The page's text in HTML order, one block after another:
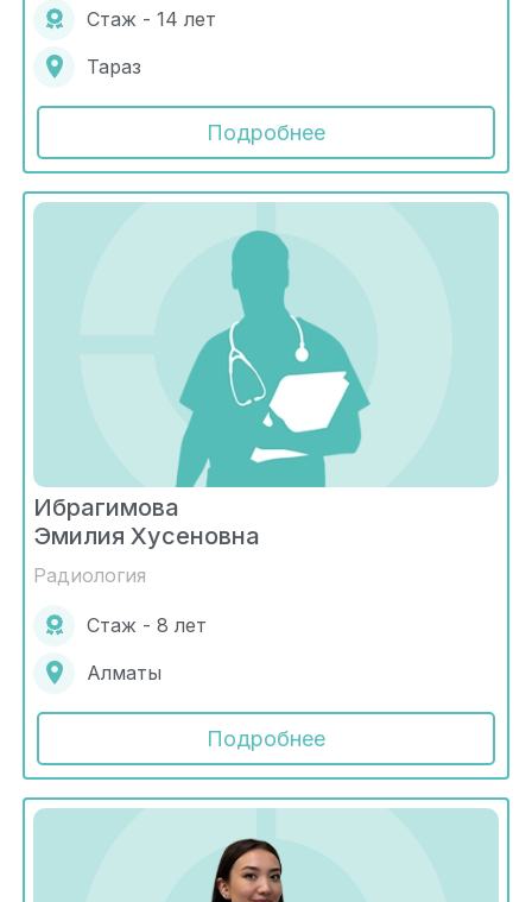
Стаж - 14 лет
Тараз
Подробнее
Ибрагимова
Эмилия Хусеновна
Радиология
Стаж - 8 лет
Алматы
Подробнее